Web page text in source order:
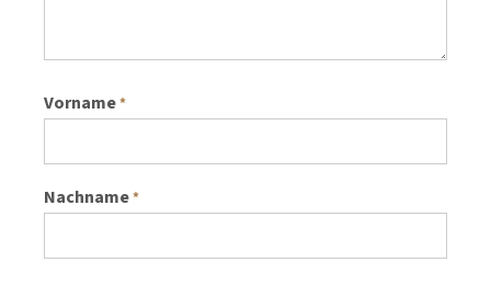
Vorname*
Nachname*